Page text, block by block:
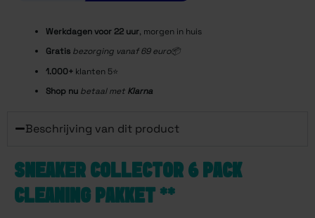
Werkdagen voor 22 uur, morgen in huis
Gratis bezorging vanaf 69 euro📦
1.000+ klanten 5⭐️
Shop nu betaal met Klarna
Beschrijving van dit product
SNEAKER COLLECTOR 6 PACK
CLEANING PAKKET **